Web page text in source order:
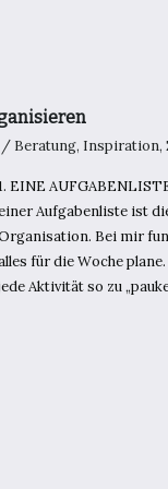
/ Beratung, Inspiration,
EINE
Aufgabenliste ist
Bei mir
für die Woche
Aktivität so zu